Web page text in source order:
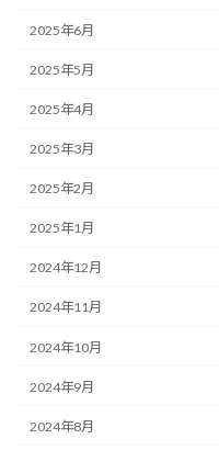
2025年6月
2025年5月
2025年4月
2025年3月
2025年2月
2025年1月
2024年12月
2024年11月
2024年10月
2024年9月
2024年8月